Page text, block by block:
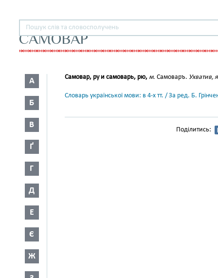
САМОВАР
А
Б
В
Ґ
Г
Д
Е
Є
Ж
Самовар, ру и самоварь, рю, м. Самоваръ. Ухватив,
Словарь української мови: в 4-х тт. / За ред. Б.
Поділитись: